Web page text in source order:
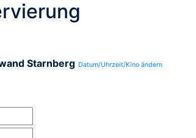
Starnberg Datum/Uhrzeit/Kino ändern